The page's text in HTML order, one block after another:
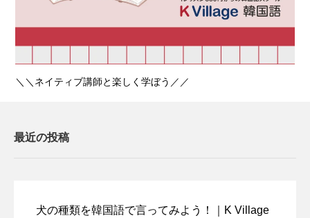
＼＼ネイティブ講師と楽しく学ぼう／／
最近の投稿
犬の種類を韓国語で言ってみよう！｜K Village